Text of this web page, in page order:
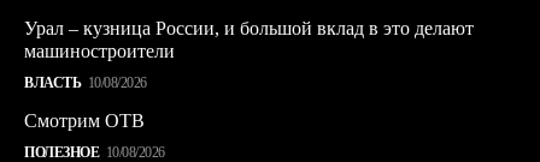
Урал – кузница России, и большой вклад в это делают
машиностроители
ВЛАСТЬ 10/08/2026
Смотрим ОТВ
ПОЛЕЗНОЕ 10/08/2026